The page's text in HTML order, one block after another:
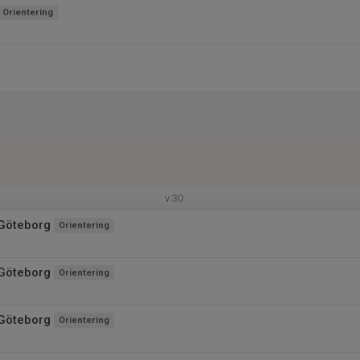
Orientering
v.30
Orientering
Orientering
Orientering